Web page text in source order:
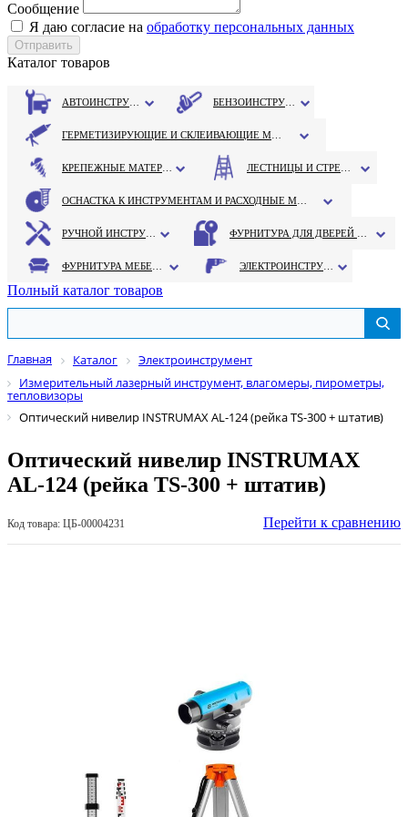
Сообщение
Я даю согласие на обработку персональных данных
Каталог товаров
Полный каталог товаров
Главная Каталог
Электроинструмент
Измерительный лазерный инструмент, влагомеры, пирометры,
тепловизоры
Оптический нивелир INSTRUMAX AL-124 (рейка TS-300 + штатив)
Оптический нивелир INSTRUMAX
AL-124 (рейка TS-300 + штатив)
Код товара: ЦБ-00004231 Перейти к сравнению